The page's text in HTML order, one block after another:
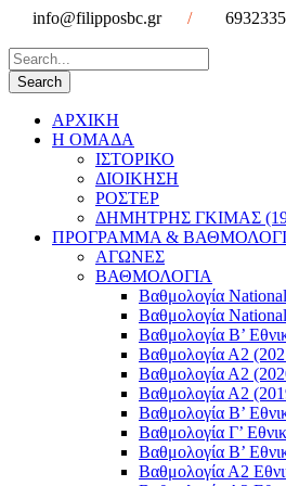
info@filipposbc.gr /
ΑΡΧΙΚΗ
Η ΟΜΑΔΑ
ΙΣΤΟΡΙΚΟ
ΔΙΟΙΚΗΣΗ
ΡΟΣΤΕΡ
ΔΗΜΗΤΡΗΣ ΓΚΙΜΑΣ
ΠΡΟΓΡΑΜΜΑ &
ΑΓΩΝΕΣ
ΒΑΘΜΟΛΟΓΙΑ
Βαθμολογία
Βαθμολογία
Βαθμολογία Β’
Βαθμολογία Α2
Βαθμολογία Α2
Βαθμολογία Α2
Βαθμολογία B’
Βαθμολογία Γ’
Βαθμολογία Β’
Βαθμολογία Α2